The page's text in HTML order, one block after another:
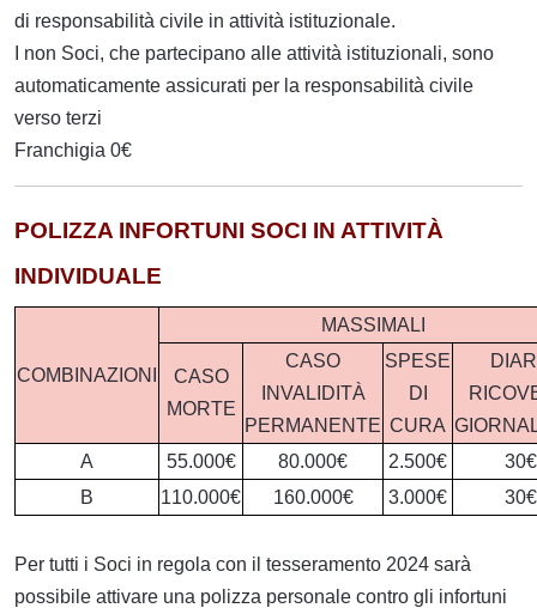
di responsabilità civile in attività istituzionale.
I non Soci, che partecipano alle attività istituzionali, sono
automaticamente assicurati per la responsabilità civile
verso terzi
Franchigia 0€
POLIZZA INFORTUNI SOCI IN ATTIVITÀ
INDIVIDUALE
COMBINAZIONI
MASSIMALI
CASO
MORTE
CASO
INVALIDITÀ
PERMANENTE
SPESE
DI
CURA
A
55.000€ 80.000€ 2.500€
30€
B
110.000€ 160.000€ 3.000€ 30€
Per tutti i Soci in regola con il tesseramento 2024 sarà
possibile attivare una polizza personale contro gli infortuni